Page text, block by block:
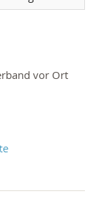
vor Ort